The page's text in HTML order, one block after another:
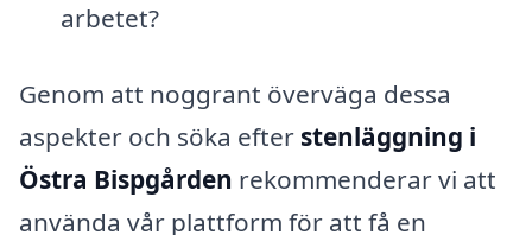
arbetet?
Genom att noggrant överväga dessa
aspekter och söka efter stenläggning i
Östra Bispgården rekommenderar vi att
använda vår plattform för att få en